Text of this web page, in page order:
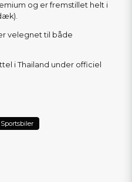
og er fremstillet helt i
velegnet til både
i Thailand under officiel
Sportsbiler